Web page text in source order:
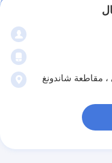
، مقاطعة شاندونغ